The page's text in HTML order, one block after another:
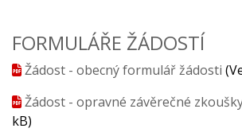
FORMULÁŘE ŽÁDOSTÍ
Žádost - obecný formulář žádosti
Žádost - opravné závěrečné
kB)